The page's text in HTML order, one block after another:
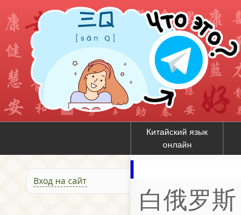
Китайский язык
онлайн
Вход на сайт
白俄罗斯